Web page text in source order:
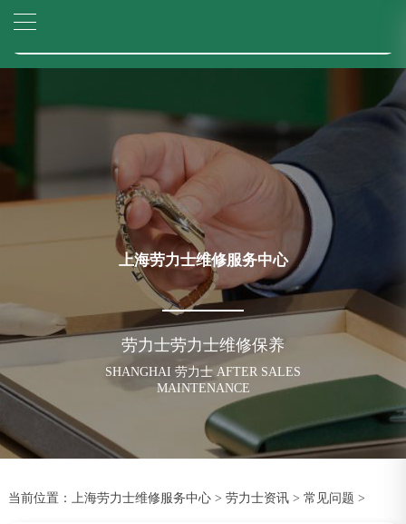
上海市徐汇区虹桥路3号港汇中心2座37层3705室劳力士售后服务中心（需提前预约）
上海劳力士维修服务中心
劳力士劳力士维修保养
SHANGHAI 劳力士 AFTER SALES
MAINTENANCE
当前位置： 上海劳力士维修服务中心> 劳力士资讯> 常见问题 >